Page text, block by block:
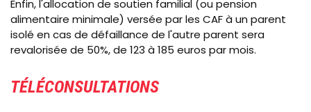
Enfin, l'allocation de soutien familial (ou pension
alimentaire minimale) versée par les CAF à un parent
isolé en cas de défaillance de l'autre parent sera
revalorisée de 50%, de 123 à 185 euros par mois.
TÉLÉCONSULTATIONS